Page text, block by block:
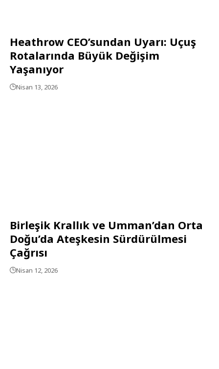
Heathrow CEO’sundan Uyarı: Uçuş
Rotalarında Büyük Değişim
Yaşanıyor
Nisan 13, 2026
Birleşik Krallık ve Umman’dan Orta
Doğu’da Ateşkesin Sürdürülmesi
Çağrısı
Nisan 12, 2026